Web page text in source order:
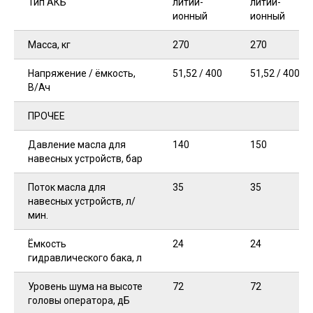
Тип АКБ
литий-
ионный
литий-
ионный
Масса, кг 270 270
Напряжение / ёмкость,
В/Ач
51,52 / 400 51,52 / 400
ПРОЧЕЕ
Давление масла для
навесных устройств, бар
140 150
Поток масла для
навесных устройств, л/
мин.
35 35
Ёмкость
гидравлического бака, л
24 24
Уровень шума на высоте
головы оператора, дБ
72 72